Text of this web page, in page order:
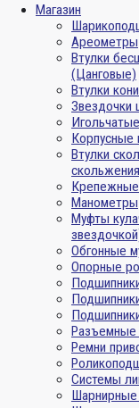
Магазин
Ареометры
Втулки
(Цанговые)
Втулки
Звездочки
Корпусные
Втулки
Манометры
Муфты
Обгонные
Опорные
Ремни
Системы
Шарнирные